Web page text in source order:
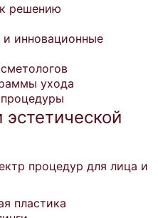
решению
инновационные
ухода
процедур для лица и
пластика